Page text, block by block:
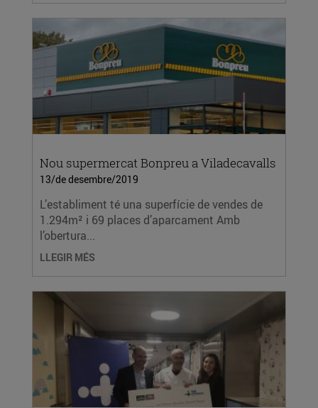
Nou supermercat Bonpreu a Viladecavalls
13/de desembre/2019
L’establiment té una superfície de vendes de
1.294m² i 69 places d’aparcament Amb
l’obertura...
LLEGIR MÉS